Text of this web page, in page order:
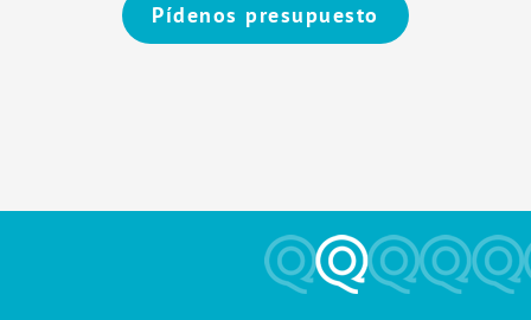
Pídenos presupuesto